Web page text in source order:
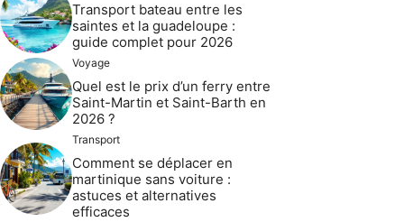
Transport bateau entre les
saintes et la guadeloupe :
guide complet pour 2026
Voyage
Quel est le prix d’un ferry entre
Saint-Martin et Saint-Barth en
2026 ?
Transport
Comment se déplacer en
martinique sans voiture :
astuces et alternatives
efficaces